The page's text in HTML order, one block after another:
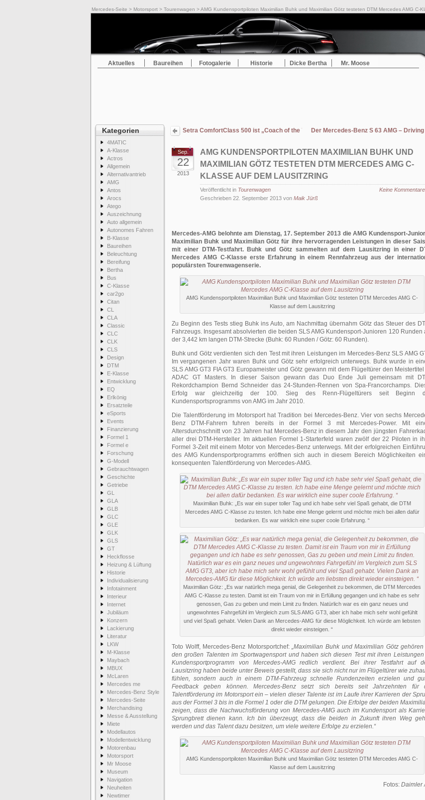
Mercedes-Seite > Motorsport > Tourenwagen > AMG Kundensportpiloten Maximilian Buhk und Maximilian Götz testeten DTM Mercedes AMG C-
Aktuelles Baureihen Fotogalerie Historie Dicke Bertha Mr. Moose
Kategorien
4MATIC
A-Klasse
Actros
Allgemein
Alternativantrieb
AMG
Antos
Arocs
Atego
Auszeichnung
Auto allgemein
Autonomes Fahren
B-Klasse
Baureihen
Beleuchtung
Bereifung
Bertha
Bus
C-Klasse
car2go
Citan
CL
CLA
Classic
CLC
CLK
CLS
Design
DTM
E-Klasse
Entwicklung
EQ
Erlkönig
Ersatzteile
eSports
Events
Finanzierung
Formel 1
Formel e
Forschung
G-Modell
Gebrauchtwagen
Geschichte
Getriebe
GL
GLA
GLB
GLC
GLE
GLK
GLS
GT
Heckflosse
Heizung & Lüftung
Historie
Individualisierung
Infotainment
Interieur
Internet
Jubiläum
Konzern
Lackierung
Literatur
LKW
M-Klasse
Maybach
MBUX
McLaren
Mercedes me
Mercedes-Benz Style
Mercedes-Seite
Merchandising
Messe & Ausstellung
Miete
Modellautos
Modellentwicklung
Motorenbau
Motorsport
Mr Moose
Museum
Navigation
Neuheiten
Newtimer
Setra ComfortClass 500 ist „Coach of the Year 2014“Der Mercedes-Benz S 63 AMG – Driving
Sep.
22
2013
AMG KUNDENSPORTPILOTEN MAXIMILIAN BUHK UND
MAXIMILIAN GÖTZ TESTETEN DTM MERCEDES AMG C-
KLASSE AUF DEM LAUSITZRING
Veröffentlicht in Tourenwagen
Keine
Geschrieben 22. September 2013 von Maik Jürß
Mercedes-AMG belohnte am Dienstag, 17. September 2013 die AMG Kundensport-
Maximilian Buhk und Maximilian Götz für ihre hervorragenden Leistungen in dieser
mit einer DTM-Testfahrt. Buhk und Götz sammelten auf dem Lausitzring in einer
Mercedes AMG C-Klasse erste Erfahrung in einem Rennfahrzeug aus der
populärsten Tourenwagenserie.
AMG Kundensportpiloten Maximilian Buhk und Maximilian Götz testeten DTM Mercedes AMG C-
Klasse auf dem Lausitzring
Zu Beginn des Tests stieg Buhk ins Auto, am Nachmittag übernahm Götz das Steuer des
Fahrzeugs. Insgesamt absolvierten die beiden SLS AMG Kundensport-Junioren 120 Runden
der 3,442 km langen DTM-Strecke (Buhk: 60 Runden / Götz: 60 Runden).
Buhk und Götz verdienten sich den Test mit ihren Leistungen im Mercedes-Benz SLS AMG
Im vergangenen Jahr waren Buhk und Götz sehr erfolgreich unterwegs. Buhk wurde in
SLS AMG GT3 FIA GT3 Europameister und Götz gewann mit dem Flügeltürer den
ADAC GT Masters. In dieser Saison gewann das Duo Ende Juli gemeinsam mit
Rekordchampion Bernd Schneider das 24-Stunden-Rennen von Spa-Francorchamps.
Erfolg war gleichzeitig der 100. Sieg des Renn-Flügeltürers seit Beginn
Kundensportsprogramms von AMG im Jahr 2010.
Die Talentförderung im Motorsport hat Tradition bei Mercedes-Benz. Vier von sechs
Benz DTM-Fahrern fuhren bereits in der Formel 3 mit Mercedes-Power. Mit
Altersdurchschnitt von 23 Jahren hat Mercedes-Benz in diesem Jahr den jüngsten
aller drei DTM-Hersteller. Im aktuellen Formel 1-Starterfeld waren zwölf der 22 Piloten in
Formel 3-Zeit mit einem Motor von Mercedes-Benz unterwegs. Mit der erfolgreichen
des AMG Kundensportprogramms eröffnen sich auch in diesem Bereich Möglichkeiten
konsequenten Talentförderung von Mercedes-AMG.
Maximilian Buhk: „Es war ein super toller Tag und ich habe sehr viel Spaß gehabt, die DTM
Mercedes AMG C-Klasse zu testen. Ich habe eine Menge gelernt und möchte mich bei allen dafür
bedanken. Es war wirklich eine super coole Erfahrung. “
Maximilian Götz: „Es war natürlich mega genial, die Gelegenheit zu bekommen, die DTM Mercedes
AMG C-Klasse zu testen. Damit ist ein Traum von mir in Erfüllung gegangen und ich habe es sehr
genossen, Gas zu geben und mein Limit zu finden. Natürlich war es ein ganz neues und
ungewohntes Fahrgefühl im Vergleich zum SLS AMG GT3, aber ich habe mich sehr wohl gefühlt
und viel Spaß gehabt. Vielen Dank an Mercedes-AMG für diese Möglichkeit. Ich würde am liebsten
direkt wieder einsteigen. “
Toto Wolff, Mercedes-Benz Motorsportchef:„Maximilian Buhk und Maximilian Götz
den großen Talenten im Sportwagensport und haben sich diesen Test mit ihren
Kundensportprogramm von Mercedes-AMG redlich verdient. Bei ihrer Testfahrt auf
Lausitzring haben beide unter Beweis gestellt, dass sie sich nicht nur im Flügeltürer wie
fühlen, sondern auch in einem DTM-Fahrzeug schnelle Rundenzeiten erzielen und
Feedback geben können. Mercedes-Benz setzt sich bereits seit Jahrzehnten für
Talentförderung im Motorsport ein – vielen dieser Talente ist im Laufe ihrer Karrieren der
aus der Formel 3 bis in die Formel 1 oder die DTM gelungen. Die Erfolge der beiden
zeigen, dass die Nachwuchsförderung von Mercedes-AMG auch im Kundensport als
Sprungbrett dienen kann. Ich bin überzeugt, dass die beiden in Zukunft ihren Weg
werden und das Talent dazu besitzen, um viele weitere Erfolge zu erzielen.“
AMG Kundensportpiloten Maximilian Buhk und Maximilian Götz testeten DTM Mercedes AMG C-
Klasse auf dem Lausitzring
Fotos: Daimler